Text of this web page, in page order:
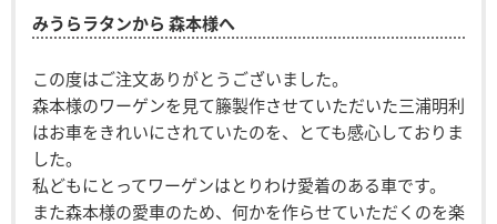
みうらラタンから 森本様へ
この度はご注文ありがとうございました。
森本様のワーゲンを見て籐製作させていただいた三浦明利
はお車をきれいにされていたのを、とても感心しておりま
した。
私どもにとってワーゲンはとりわけ愛着のある車です。
また森本様の愛車のため、何かを作らせていただくのを楽